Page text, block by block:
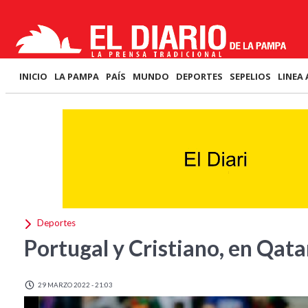
INICIO LA PAMPA PAÍS MUNDO DEPORTES SEPELIOS LINEA
Deportes
Portugal y Cristiano, en
29 MARZO 2022 - 21:03